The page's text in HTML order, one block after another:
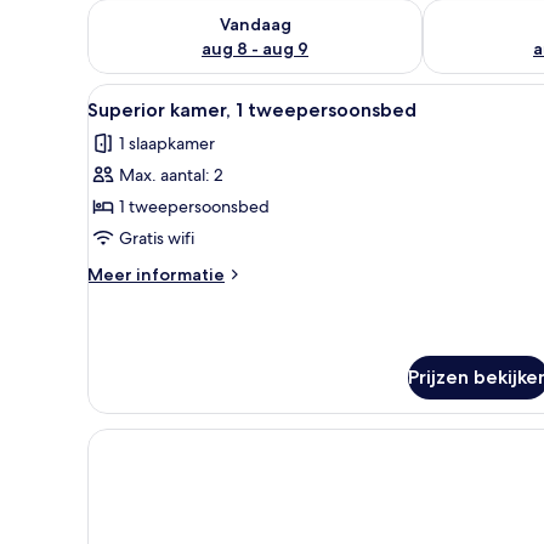
Vandaag
aug 8 - aug 9
De beschikbaarheid controleren voor vanavond aug
De
Alle
foto's
voor
Superior
kamer,
1
tweepersoonsbed
laden
Een netjes ingerichte
3
Superior kamer, 1 tweepersoonsbed
1 slaapkamer
Max. aantal: 2
1 tweepersoonsbed
Gratis wifi
Meer informatie
Meer
tweepersoonsbed
Prijzen